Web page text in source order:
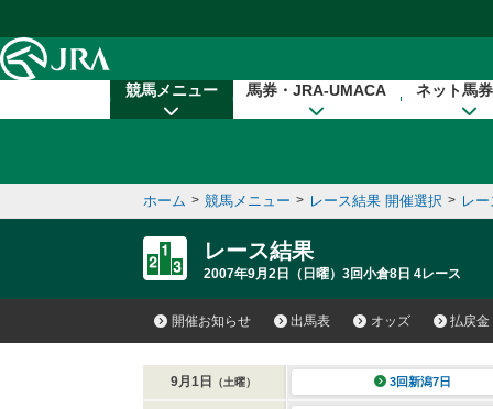
競馬メニュー 馬券・JRA-UMACA ネット馬
ホーム > 競馬メニュー > レース結果 開催選択 > レ
レース結果
2007年9月2日（日曜）3回小倉8日 4レース
開催お知らせ 出馬表 オッズ 払戻金
9月1日 （土曜） 3回新潟7日